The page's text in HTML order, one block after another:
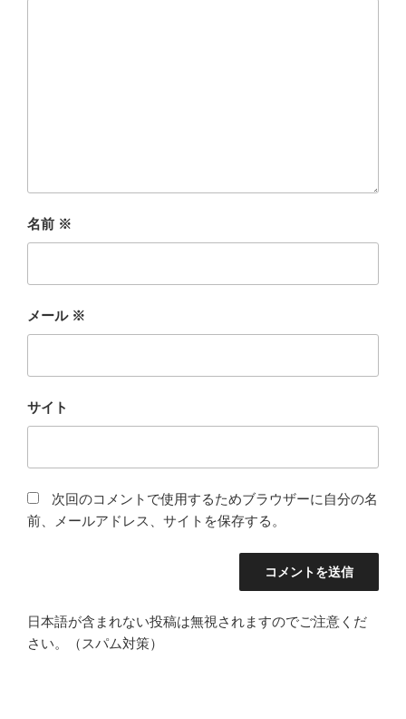
名前 ※
メール ※
サイト
次回のコメントで使用するためブラウザーに自分の名
前、メールアドレス、サイトを保存する。
日本語が含まれない投稿は無視されますのでご注意くだ
さい。（スパム対策）